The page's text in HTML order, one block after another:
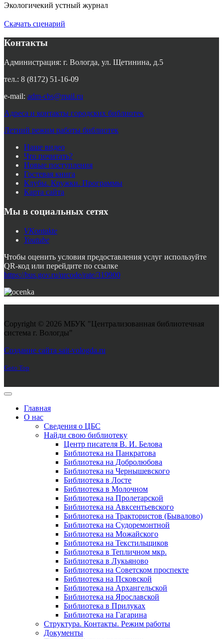
Экологичекий устный журнал
Скачать сценарий
Контакты
Администрация: г. Вологда, ул. Щетинина, д.5
тел.: 8 (8172) 51-16-09
e-mail: adm-cbs@mail.ru
Адреса и контакты городских библиотек
Летний режим работы библиотек
Наше видео
Что почитать?
Новые поступления
Гостевая книга
Клубы. Кружки. Программы
Карта сайта
Мы в социальных сетях
VKontakte
Youtube
Чтобы оценить условия предоставления услуг используйте
QR-код или перейдите по ссылке
https://bus.gov.ru/qrcode/rate/319900
Copyright © 2026 МБУК "Централизованная библиотечная
система г. Вологды"
Создание сайта sait-vologda.ru
Goto Top
Главная
О нас
Сведения о ЦБС
Найди свою библиотеку
Центр писателя В. И. Белова
Библиотека на Панкратова
Библиотека на Добролюбова
Библиотека на Чернышевского
Библиотека в Лосте
Библиотека в Молочном
Библиотека на Пролетарской
Библиотека на Авксентьевского
Библиотека на Трактористов (Бывалово)
Библиотека на Судоремонтной
Библиотека на Можайского
Библиотека на Текстильщиков
Библиотека в Тепличном мкр.
Библиотека в Лукьяново
Библиотека на Советском проспекте
Библиотека на Псковской
Библиотека на Архангельской
Библиотека на Ярославской
Библиотека в Прилуках
Библиотека на Гагарина
Структура. Контакты. Режим работы
Документы